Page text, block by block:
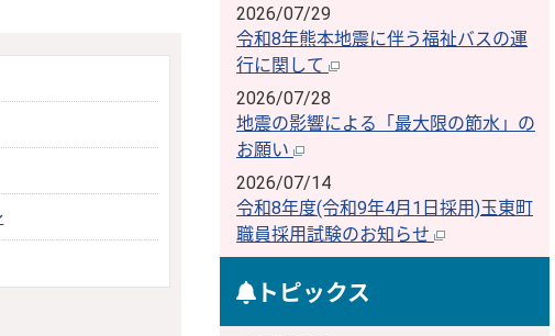
2026/07/29
令和8年熊本地震に伴う福祉バスの運
行に関して
2026/07/28
地震の影響による「最大限の節水」の
お願い
2026/07/14
令和8年度(令和9年4月1日採用)玉東町
職員採用試験のお知らせ
トピックス